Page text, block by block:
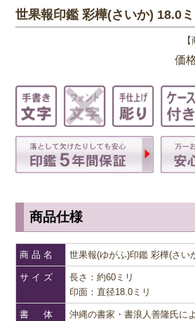
世果報印鑑 彩樺(さいか) 18.0ミ
価
商品仕様
商 品 名 世果報(ゆがふ)印鑑 彩樺(さい
サ イ ズ
長さ：約60ミリ
印面：直径18.0ミリ
書 体 沖縄の書家・書浪人善隆氏に